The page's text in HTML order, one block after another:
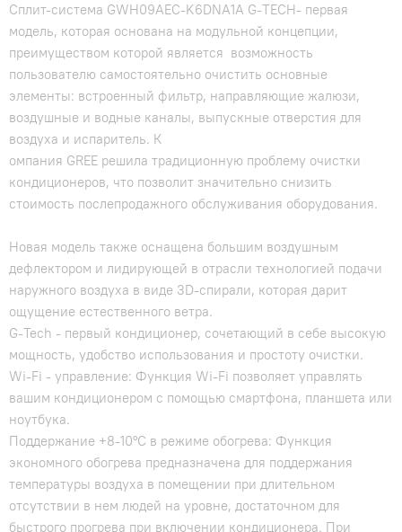
Сплит-система GWH09AEC-K6DNA1A G-TECH- первая
модель, которая основана на модульной концепции,
преимуществом которой является возможность
пользователю самостоятельно очистить основные
элементы: встроенный фильтр, направляющие жалюзи,
воздушные и водные каналы, выпускные отверстия для
воздуха и испаритель. К
омпания GREE решила традиционную проблему очистки
кондиционеров, что позволит значительно снизить
стоимость послепродажного обслуживания оборудования.
Новая модель также оснащена большим воздушным
дефлектором и лидирующей в отрасли технологией подачи
наружного воздуха в виде 3D-спирали, которая дарит
ощущение естественного ветра.
G-Tech - первый кондиционер, сочетающий в себе высокую
мощность, удобство использования и простоту очистки.
Wi-Fi - управление: Функция Wi-Fi позволяет управлять
вашим кондиционером с помощью смартфона, планшета или
ноутбука.
Поддержание +8-10°С в режиме обогрева: Функция
экономного обогрева предназначена для поддержания
температуры воздуха в помещении при длительном
отсутствии в нем людей на уровне, достаточном для
быстрого прогрева при включении кондиционера. При